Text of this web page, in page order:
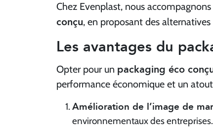
Chez Evenplast, nous
conçu, en proposant des
Les avantages du
Opter pour un packaging éco
performance économique et un
Amélioration de l’image de
environnementaux des